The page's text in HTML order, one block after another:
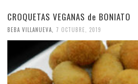
CROQUETAS VEGANAS de BONIATO
BEBA VILLANUEVA 7 OCTUBRE, 2019